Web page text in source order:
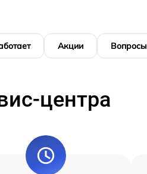
Акции Вопросы
центра